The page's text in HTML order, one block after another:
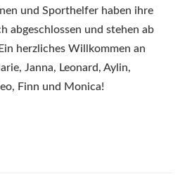
und Sporthelfer haben ihre
abgeschlossen und stehen ab
herzliches Willkommen an
Janna, Leonard, Aylin,
Finn und Monica!